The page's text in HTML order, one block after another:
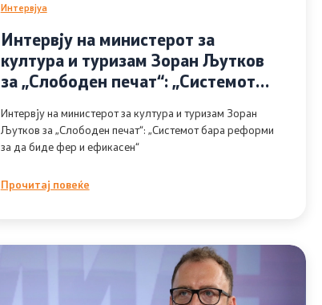
Со еден клик до сите услуги
Интервјуа
Интервју на министерот за
култура и туризам Зоран Љутков
за „Слободен печат“: „Системот
ефикасен“
Интервју на министерот за култура и туризам Зоран
Љутков за „Слободен печат“: „Системот бара реформи
за да биде фер и ефикасен“
Прочитај повеќе